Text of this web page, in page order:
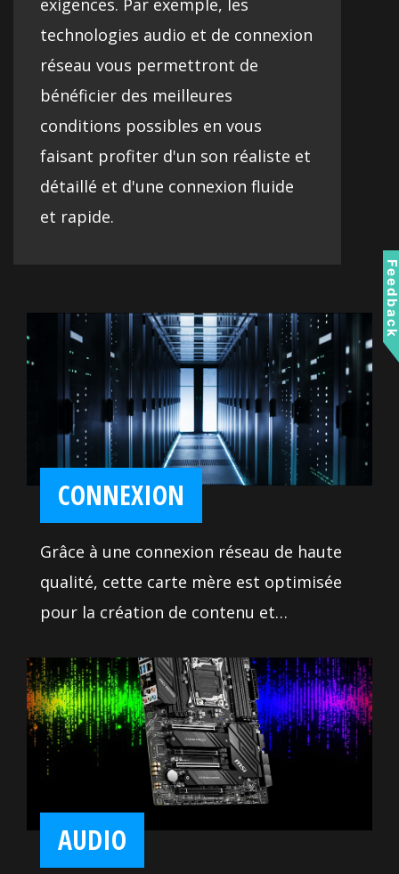
exigences. Par exemple, les
technologies audio et de connexion
réseau vous permettront de
bénéficier des meilleures
conditions possibles en vous
faisant profiter d'un son réaliste et
détaillé et d'une connexion fluide
et rapide.
CONNEXION
Grâce à une connexion réseau de haute
qualité, cette carte mère est optimisée
pour la création de contenu et
multimédia. Vous en disposerez 7 jours
sur 7, 24 heures sur 24 et profiterez
d'une grande stabilité et fiabilité lors du
transfert de très lourdes données.
AUDIO